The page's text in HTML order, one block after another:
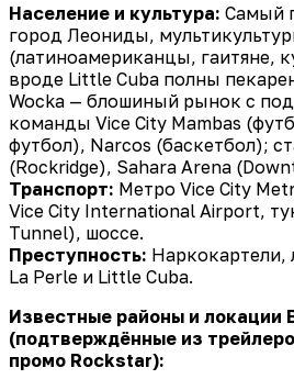
Население и культура: Самый
город Леониды,
(латиноамериканцы, гаитяне,
вроде Little Cuba полны
Wocka — блошиный рынок с
команды Vice City Mambas
футбол), Narcos (баскетбол);
(Rockridge), Sahara Arena
Транспорт: Метро Vice City
Vice City International Airport,
Tunnel), шоссе.
Преступность: Наркокартели,
La Perle и Little Cuba.
Известные районы и локации
(подтверждённые из
промо Rockstar):